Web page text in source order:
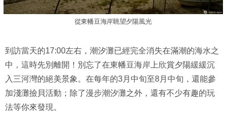
從東幡豆海岸眺望夕陽風光
到訪當天的17:00左右，潮汐灘已經完全消失在滿潮的海水之
中，這時先別離開！別忘了在東幡豆海岸上欣賞夕陽緩緩沉
入三河灣的絕美景象。在每年的3月中旬至8月中旬，還能參
加淺灘撿貝活動；除了漫步潮汐灘之外，還有不少有趣的玩
法等你來發現。